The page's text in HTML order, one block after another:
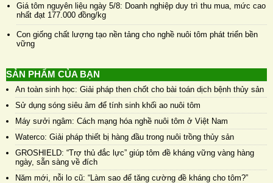
Giá tôm nguyên liệu ngày 5/8: Doanh nghiệp duy trì thu mua, mức cao
nhất đạt 177.000 đồng/kg
Con giống chất lượng tạo nền tảng cho nghề nuôi tôm phát triển bền
vững
SẢN PHẨM CỦA BẠN
An toàn sinh học: Giải pháp then chốt cho bài toán dịch bệnh thủy sản
Sử dụng sóng siêu âm để tính sinh khối ao nuôi tôm
Máy sưởi ngâm: Cách mạng hóa nghề nuôi tôm ở Việt Nam
Waterco: Giải pháp thiết bị hàng đầu trong nuôi trồng thủy sản
GROSHIELD: “Trợ thủ đắc lực” giúp tôm đề kháng vững vàng hàng
ngày, sẵn sàng về đích
Năm mới, nỗi lo cũ: “Làm sao để tăng cường đề kháng cho tôm?”